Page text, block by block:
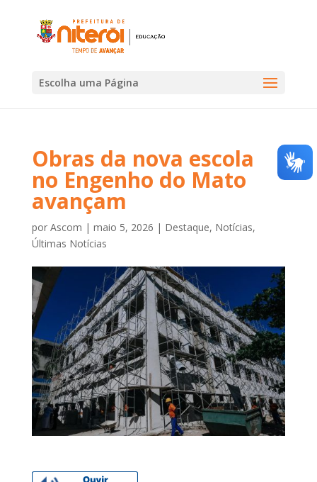
Escolha uma Página
Obras da nova escola
no Engenho do Mato
avançam
por Ascom | maio 5, 2026 | Destaque, Notícias,
Últimas Notícias